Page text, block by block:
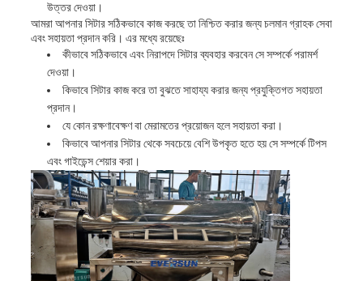
উত্তর দেওয়া।
আমরা আপনার সিটার সঠিকভাবে কাজ করছে তা নিশ্চিত করার জন্য চলমান গ্রাহক সেবা
এবং সহায়তা প্রদান করি। এর মধ্যে রয়েছেঃ
কীভাবে সঠিকভাবে এবং নিরাপদে সিটার ব্যবহার করবেন সে সম্পর্কে পরামর্শ
দেওয়া।
কিভাবে সিটার কাজ করে তা বুঝতে সাহায্য করার জন্য প্রযুক্তিগত সহায়তা
প্রদান।
যে কোন রক্ষণাবেক্ষণ বা মেরামতের প্রয়োজন হলে সহায়তা করা।
কিভাবে আপনার সিটার থেকে সবচেয়ে বেশি উপকৃত হতে হয় সে সম্পর্কে টিপস
এবং গাইডেন্স শেয়ার করা।